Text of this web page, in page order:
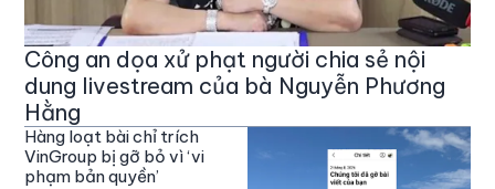
Công an dọa xử phạt người chia sẻ nội
dung livestream của bà Nguyễn Phương
Hằng
Hàng loạt bài chỉ trích
VinGroup bị gỡ bỏ vì ‘vi
phạm bản quyền’